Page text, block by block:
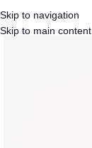
Skip to navigation
Skip to main content
Inicio Diseños Propios